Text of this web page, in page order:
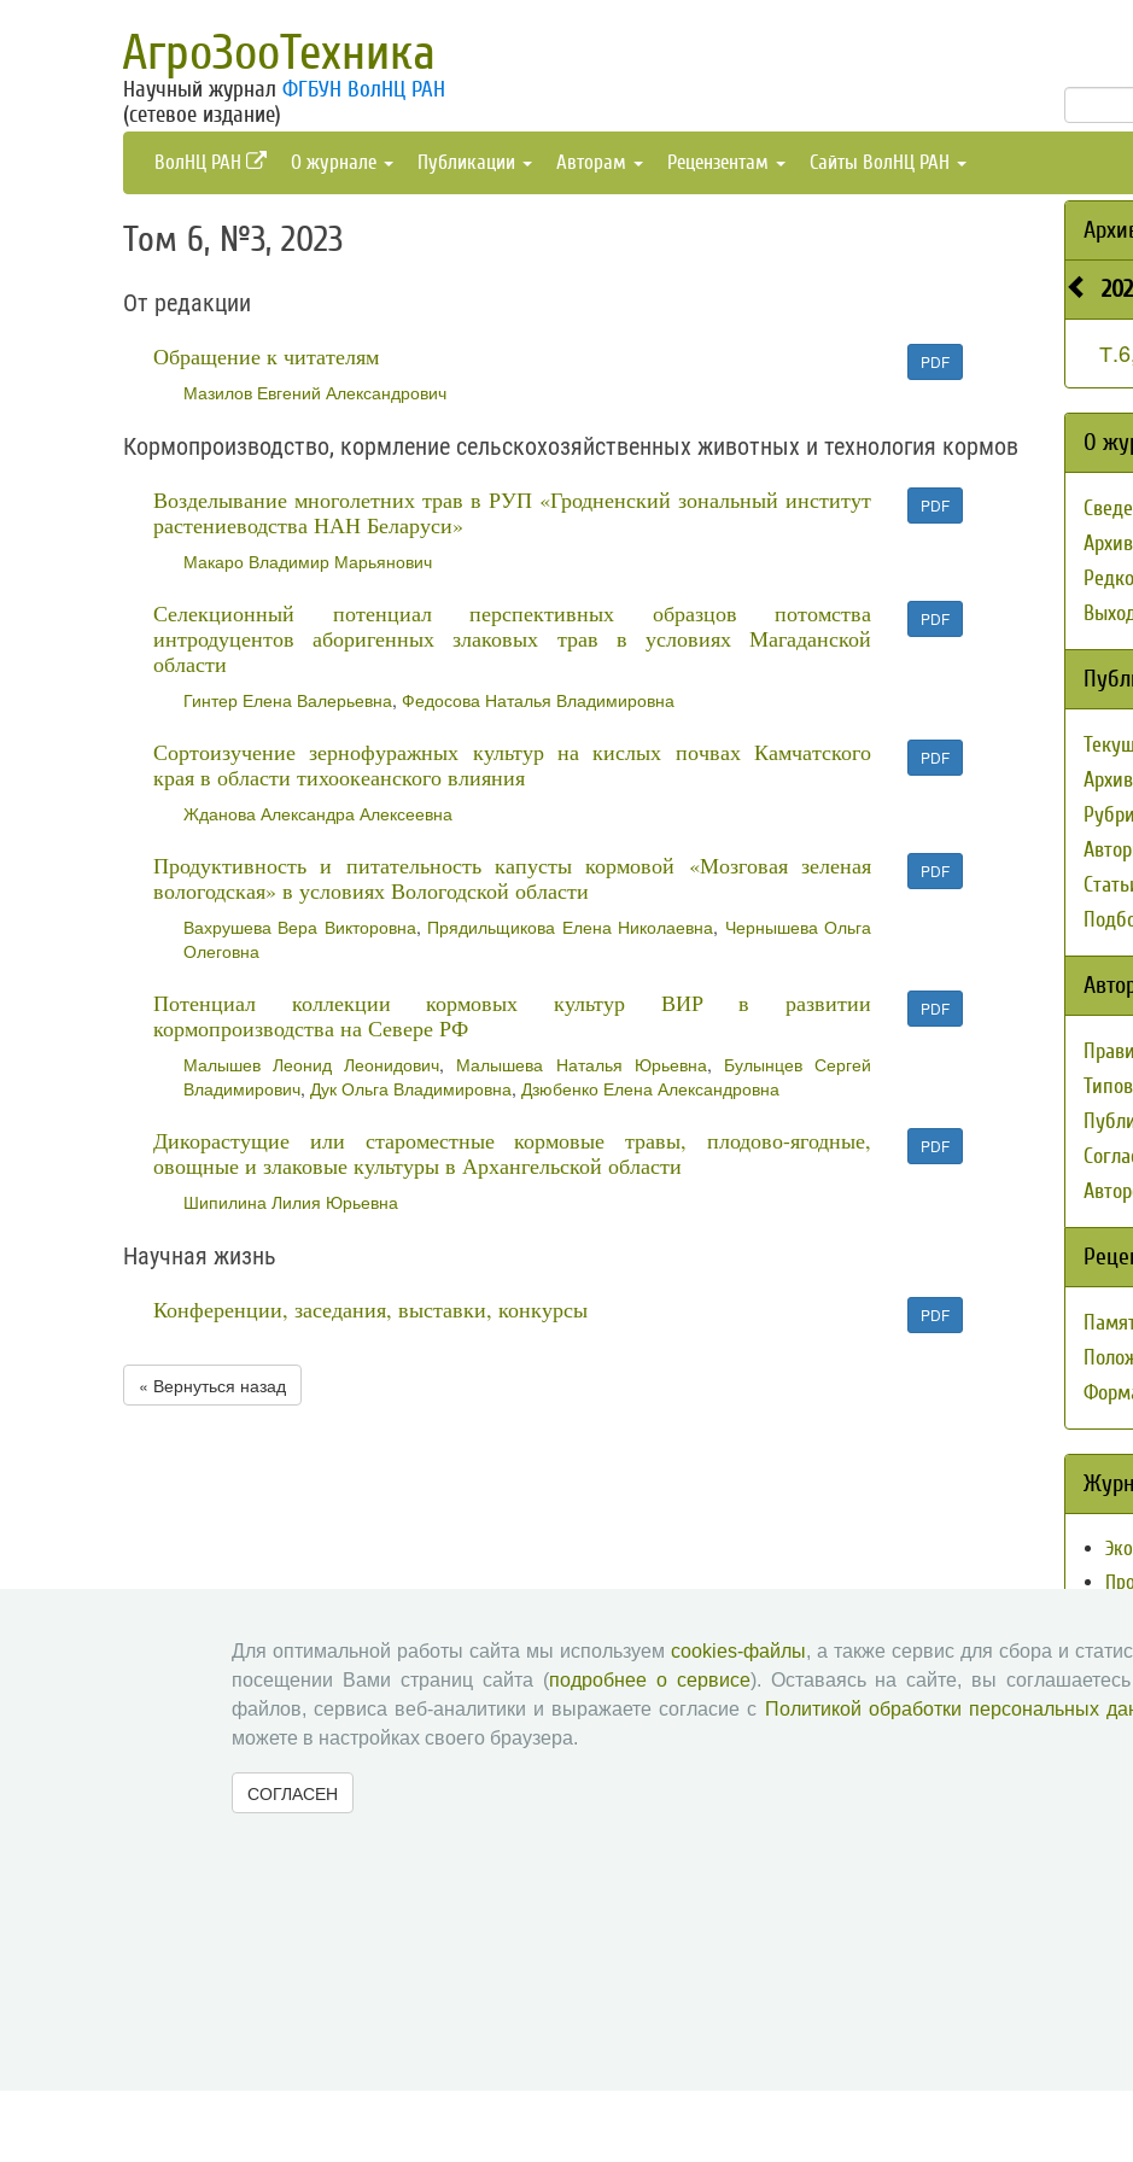
АгроЗооТехника
Научный журнал ФГБУН ВолНЦ РАН
(сетевое издание)
ВолНЦ РАН О журнале Публикации Авторам Рецензентам Сайты ВолНЦ РАН
Том 6, №3, 2023
От редакции
Обращение к читателям
Мазилов Евгений Александрович
PDF
Кормопроизводство, кормление сельскохозяйственных животных и технология кормов
Возделывание многолетних трав в РУП «Гродненский зональный институт
растениеводства НАН Беларуси»
Макаро Владимир Марьянович
PDF
Селекционный потенциал перспективных образцов потомства
интродуцентов аборигенных злаковых трав в условиях Магаданской
области
Гинтер Елена Валерьевна, Федосова Наталья Владимировна
PDF
Сортоизучение зернофуражных культур на кислых почвах Камчатского
края в области тихоокеанского влияния
Жданова Александра Алексеевна
PDF
Продуктивность и питательность капусты кормовой «Мозговая зеленая
вологодская» в условиях Вологодской области
Вахрушева Вера Викторовна, Прядильщикова Елена Николаевна, Чернышева Ольга
Олеговна
PDF
Потенциал коллекции кормовых культур ВИР в развитии
кормопроизводства на Севере РФ
Малышев Леонид Леонидович, Малышева Наталья Юрьевна, Булынцев Сергей
Владимирович, Дук Ольга Владимировна, Дзюбенко Елена Александровна
PDF
Дикорастущие или староместные кормовые травы, плодово-ягодные,
овощные и злаковые культуры в Архангельской области
Шипилина Лилия Юрьевна
PDF
Научная жизнь
Конференции, заседания, выставки, конкурсы
PDF
« Вернуться назад
О
Архив
Для оптимальной работы сайта мы используем cookies-файлы, а также сервис для сбора и
посещении Вами страниц сайта (подробнее о сервисе). Оставаясь на сайте, вы
файлов, сервиса веб-аналитики и выражаете согласие с Политикой обработки персональных
можете в настройках своего браузера.
СОГЛАСЕН